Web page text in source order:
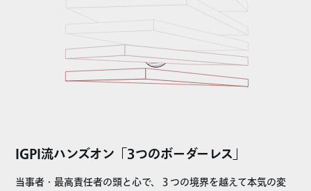
IGPI流ハンズオン「3つのボーダーレス」
当事者・最高責任者の頭と心で、３つの境界を越えて本気の変